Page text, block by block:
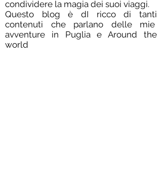
condividere la magia dei suoi viaggi.
Questo blog è dI ricco di tanti
contenuti che parlano delle mie
avventure in Puglia e Around the
world